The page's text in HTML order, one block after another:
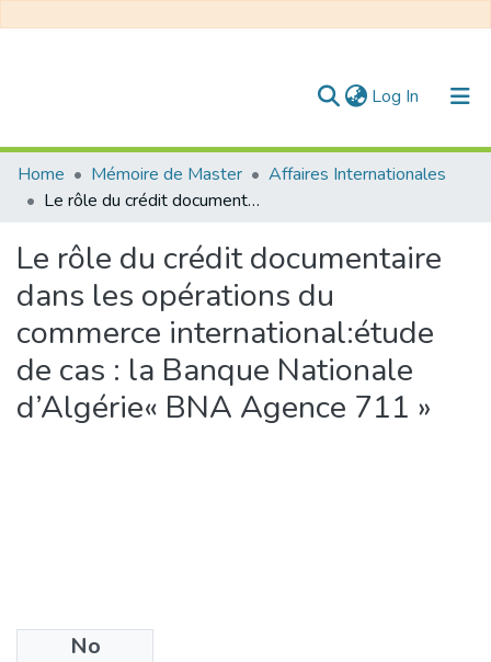
Log In (current)
Communities & Collections
All of DSpace
Statistics
Home Mémoire de Master
Affaires Internationales
Le rôle du crédit documentaire dans les opérations du commerce international:étude de cas : la Banque Nationale d’Algérie« BNA Agence 711 »
Le rôle du crédit documentaire
dans les opérations du
commerce international:étude
de cas : la Banque Nationale
d’Algérie« BNA Agence 711 »
No